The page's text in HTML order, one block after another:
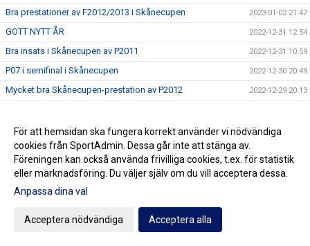
Bra prestationer av F2012/2013 i Skånecupen 2023-01-02 21:47
GOTT NYTT ÅR 2022-12-31 12:54
Bra insats i Skånecupen av P2011 2022-12-31 10:59
P07 i semifinal i Skånecupen 2022-12-30 20:49
Mycket bra Skånecupen-prestation av P2012 2022-12-29 20:13
Fin teknisk fotboll av P2013 i Skånecupen 2022-12-28 20:06
Spänning och underhållning med P2014 i Skånecupen 2022-12-27 21:11
Köp Bingolotter till Nyårsafton av Kulladals FF 2022-12-26 21:49
Bra insats i Skånecupen av P2015
Resultat Dragning Kulladals FF Jullotteri 2022
För att hemsidan ska fungera korrekt använder vi nödvändiga
cookies från SportAdmin. Dessa går inte att stänga av.
Föreningen kan också använda frivilliga cookies, t.ex. för statistik
eller marknadsföring. Du väljer själv om du vill acceptera dessa.
Anpassa dina val
Acceptera nödvändiga Acceptera alla